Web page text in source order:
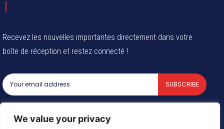
We value your privacy
Recevez les nouvelles importantes directement dans votre
boîte de réception et restez connecté !
SUBSCRIBE